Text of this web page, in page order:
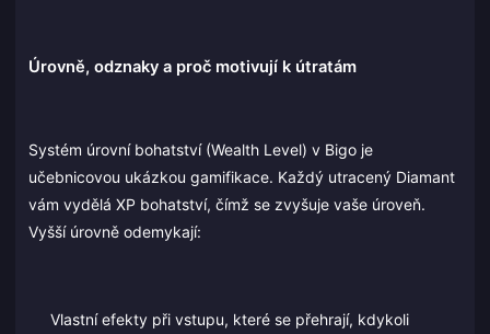
Úrovně, odznaky a proč motivují k útratám
Systém úrovní bohatství (Wealth Level) v Bigo je
učebnicovou ukázkou gamifikace. Každý utracený Diamant
vám vydělá XP bohatství, čímž se zvyšuje vaše úroveň.
Vyšší úrovně odemykají:
Vlastní efekty při vstupu, které se přehrají, kdykoli